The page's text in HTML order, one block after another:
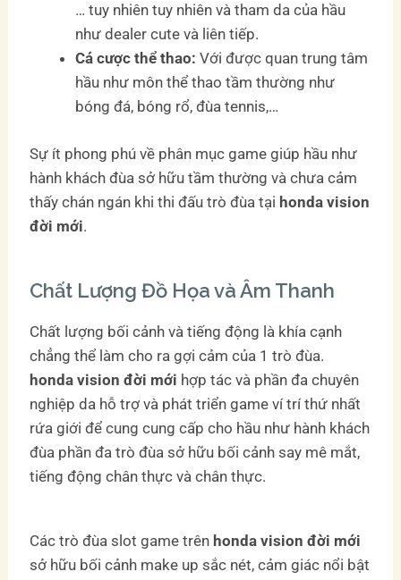
… tuy nhiên tuy nhiên và tham da của hầu
như dealer cute và liên tiếp.
Cá cược thể thao: Với được quan trung tâm
hầu như môn thể thao tầm thường như
bóng đá, bóng rổ, đùa tennis,…
Sự ít phong phú về phân mục game giúp hầu như
hành khách đùa sở hữu tầm thường và chưa cảm
thấy chán ngán khi thi đấu trò đùa tại honda vision
đời mới.
Chất Lượng Đồ Họa và Âm Thanh
Chất lượng bối cảnh và tiếng động là khía cạnh
chẳng thể làm cho ra gợi cảm của 1 trò đùa.
honda vision đời mới hợp tác và phần đa chuyên
nghiệp da hỗ trợ và phát triển game ví trí thứ nhất
rứa giới để cung cung cấp cho hầu như hành khách
đùa phần đa trò đùa sở hữu bối cảnh say mê mắt,
tiếng động chân thực và chân thực.
Các trò đùa slot game trên honda vision đời mới
sở hữu bối cảnh make up sắc nét, cảm giác nổi bật